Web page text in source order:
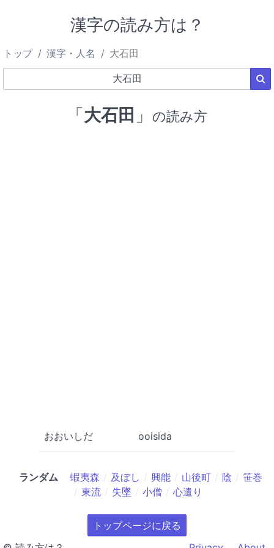
漢字の読み方は？
トップ 漢字・人名 大石田
「大石田 」 の読み方
おおいしだ ooisida
ランダム 蝦夷森 及ぼし 興能 山後町 陰
笹巻
東流
失墜 小僧 心遣り
トップページに戻る